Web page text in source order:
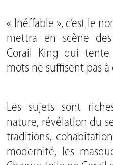
« Inéffable », c’est le
mettra en scène
Corail King qui tente
mots ne suffisent pas à
Les sujets sont
nature, révélation du
traditions,
modernité, les